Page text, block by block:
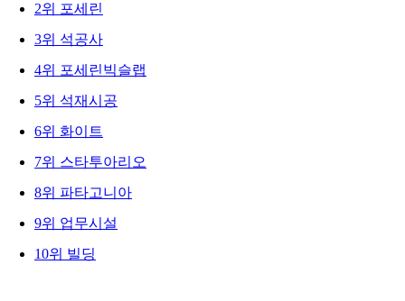
2위 포세린
3위 석공사
4위 포세린빅슬랩
5위 석재시공
6위 화이트
7위 스타투아리오
8위 파타고니아
9위 업무시설
10위 빌딩